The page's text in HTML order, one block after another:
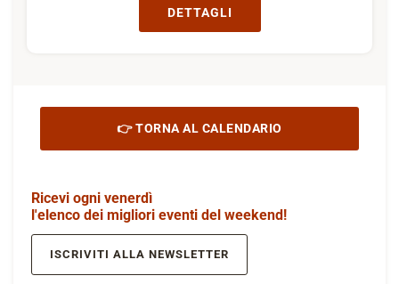
DETTAGLI
👉 TORNA AL CALENDARIO
Ricevi ogni venerdì
l'elenco dei migliori eventi del weekend!
ISCRIVITI ALLA NEWSLETTER